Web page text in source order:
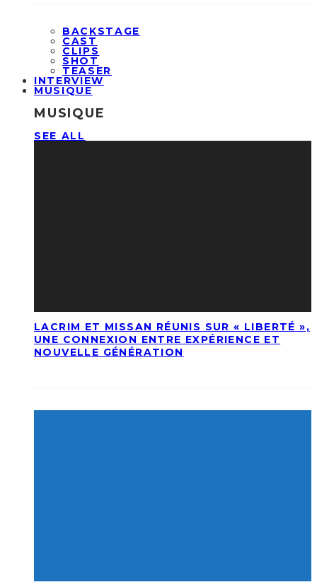
BACKSTAGE
CAST
CLIPS
SHOT
TEASER
INTERVIEW
MUSIQUE
MUSIQUE
SEE ALL
LACRIM ET MISSAN RÉUNIS SUR « LIBERTÉ »,
UNE CONNEXION ENTRE EXPÉRIENCE ET
NOUVELLE GÉNÉRATION